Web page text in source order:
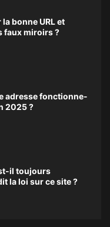
bonne URL et
faux miroirs ?
adresse fonctionne-
2025 ?
il toujours
la loi sur ce site ?